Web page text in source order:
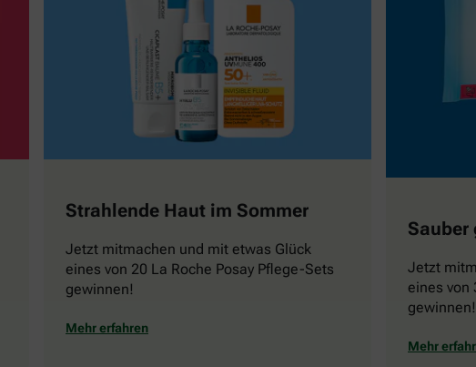
Strahlende Haut im Sommer
Jetzt mitmachen und mit etwas Glück
eines von 20 La Roche Posay Pflege-Sets
gewinnen!
Mehr erfahren
Jetzt
eines
gewinnen!
Mehr